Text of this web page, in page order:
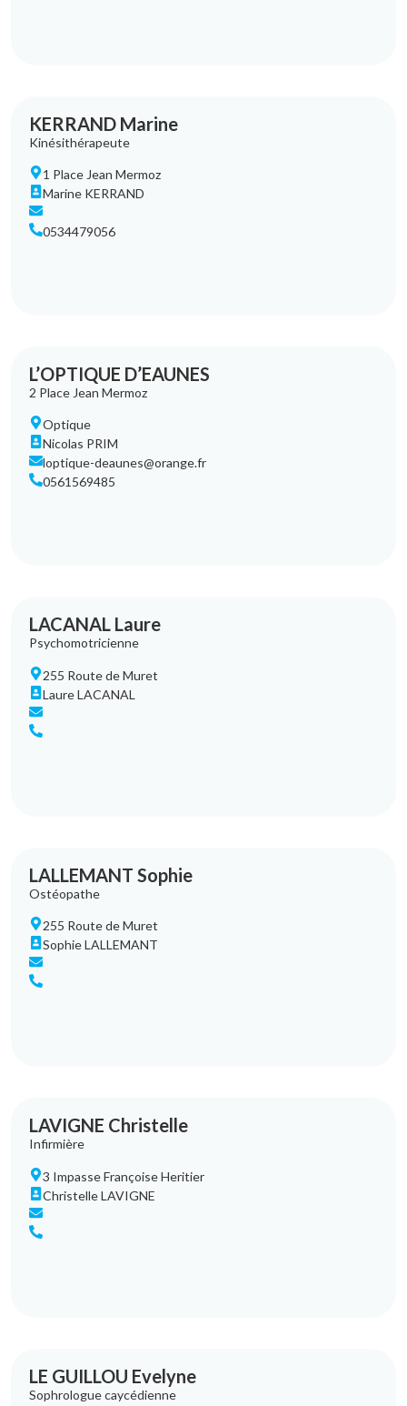
KERRAND Marine
Kinésithérapeute
1 Place Jean Mermoz
Marine KERRAND
0534479056
L’OPTIQUE D’EAUNES
2 Place Jean Mermoz
Optique
Nicolas PRIM
loptique-deaunes@orange.fr
0561569485
LACANAL Laure
Psychomotricienne
255 Route de Muret
Laure LACANAL
LALLEMANT Sophie
Ostéopathe
255 Route de Muret
Sophie LALLEMANT
LAVIGNE Christelle
Infirmière
3 Impasse Françoise Heritier
Christelle LAVIGNE
LE GUILLOU Evelyne
Sophrologue caycédienne